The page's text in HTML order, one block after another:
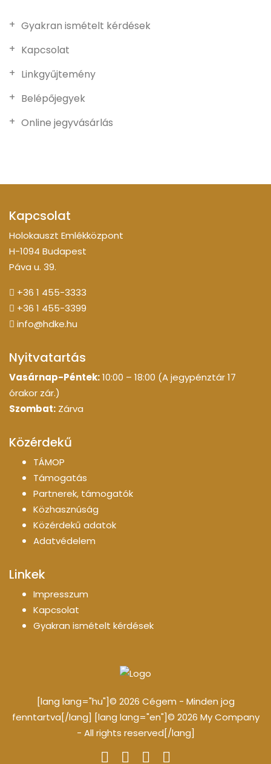
Gyakran ismételt kérdések
Kapcsolat
Linkgyűjtemény
Belépőjegyek
Online jegyvásárlás
Kapcsolat
Holokauszt Emlékközpont
H-1094 Budapest
Páva u. 39.
+36 1 455-3333
+36 1 455-3399
info@hdke.hu
Nyitvatartás
Vasárnap-Péntek:10:00 – 18:00 (A jegypénztár 17
órakor zár.)
Szombat: Zárva
Közérdekű
TÁMOP
Támogatás
Partnerek, támogatók
Közhasznúság
Közérdekű adatok
Adatvédelem
Linkek
Impresszum
Kapcsolat
Gyakran ismételt kérdések
[lang lang="hu"]© 2026 Cégem - Minden jog
fenntartva[/lang] [lang lang="en"]© 2026 My Company
- All rights reserved[/lang]